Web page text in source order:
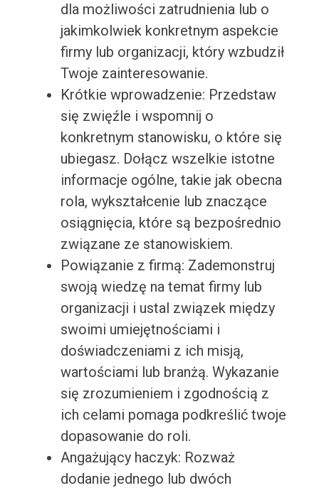
dla możliwości zatrudnienia lub o
jakimkolwiek konkretnym aspekcie
firmy lub organizacji, który wzbudził
Twoje zainteresowanie.
Krótkie wprowadzenie: Przedstaw
się zwięźle i wspomnij o
konkretnym stanowisku, o które się
ubiegasz. Dołącz wszelkie istotne
informacje ogólne, takie jak obecna
rola, wykształcenie lub znaczące
osiągnięcia, które są bezpośrednio
związane ze stanowiskiem.
Powiązanie z firmą: Zademonstruj
swoją wiedzę na temat firmy lub
organizacji i ustal związek między
swoimi umiejętnościami i
doświadczeniami z ich misją,
wartościami lub branżą. Wykazanie
się zrozumieniem i zgodnością z
ich celami pomaga podkreślić twoje
dopasowanie do roli.
Angażujący haczyk: Rozważ
dodanie jednego lub dwóch